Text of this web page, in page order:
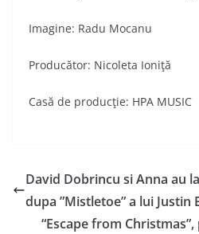
Imagine: Radu Mocanu
Producător: Nicoleta Ioniţă
Casă de producţie: HPA MUSIC
David Dobrincu si Anna au
dupa ”Mistletoe” a lui Justin
“Escape from